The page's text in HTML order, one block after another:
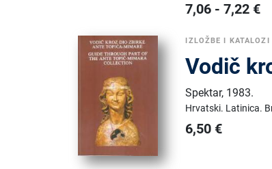
7,06 -7,22 €
IZLOŽBE I KATALOZI
Vodič
Spektar, 1983.
Hrvatski. Latinica.
6,50 €